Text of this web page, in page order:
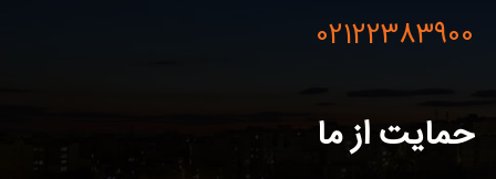
02122383900
حمایت از ما